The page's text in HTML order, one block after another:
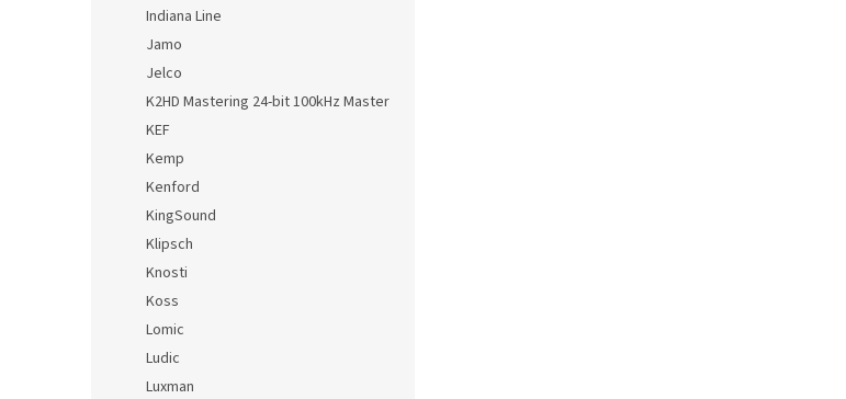
Indiana Line
Jamo
Jelco
K2HD Mastering 24-bit 100kHz Master
KEF
Kemp
Kenford
KingSound
Klipsch
Knosti
Koss
Lomic
Ludic
Luxman